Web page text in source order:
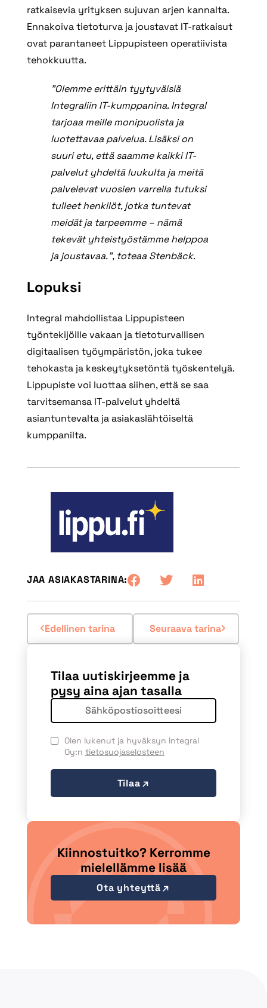
ratkaisevia yrityksen sujuvan arjen kannalta.
Ennakoiva tietoturva ja joustavat IT-ratkaisut
ovat parantaneet Lippupisteen operatiivista
tehokkuutta.
”Olemme erittäin tyytyväisiä
Integraliin IT-kumppanina. Integral
tarjoaa meille monipuolista ja
luotettavaa palvelua. Lisäksi on
suuri etu, että saamme kaikki IT-
palvelut yhdeltä luukulta ja meitä
palvelevat vuosien varrella tutuksi
tulleet henkilöt, jotka tuntevat
meidät ja tarpeemme – nämä
tekevät yhteistyöstämme helppoa
ja joustavaa.”, toteaa Stenbäck.
Lopuksi
Integral mahdollistaa Lippupisteen
työntekijöille vakaan ja tietoturvallisen
digitaalisen työympäristön, joka tukee
tehokasta ja keskeytyksetöntä työskentelyä.
Lippupiste voi luottaa siihen, että se saa
tarvitsemansa IT-palvelut yhdeltä
asiantuntevalta ja asiakaslähtöiseltä
kumppanilta.
JAA ASIAKASTARINA:
Edellinen tarina Seuraava tarina
Tilaa uutiskirjeemme ja
pysy aina ajan tasalla
Olen lukenut ja hyväksyn Integral
Oy:n tietosuojaselosteen
Tilaa
Kiinnostuitko? Kerromme
mielellämme lisää
Ota yhteyttä